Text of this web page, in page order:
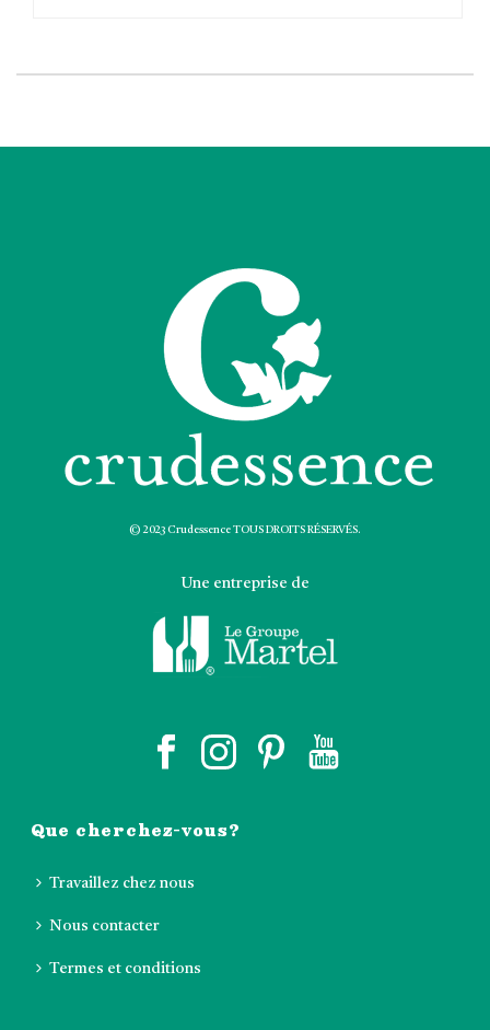
© 2023 Crudessence TOUS DROITS RÉSERVÉS.
Une entreprise de
Que cherchez-vous?
Travaillez chez nous
Nous contacter
Termes et conditions